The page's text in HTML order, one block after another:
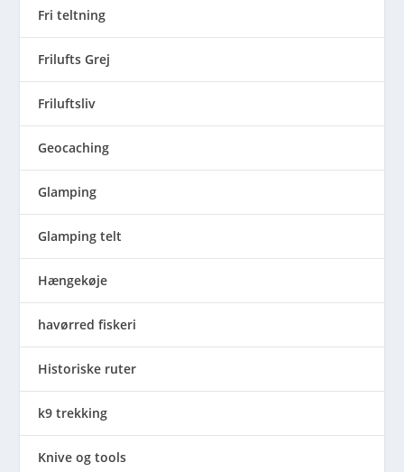
Fri teltning
Frilufts Grej
Friluftsliv
Geocaching
Glamping
Glamping telt
Hængekøje
havørred fiskeri
Historiske ruter
k9 trekking
Knive og tools